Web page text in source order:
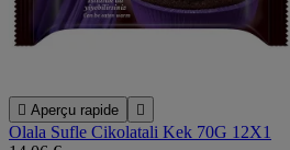
 Aperçu rapide 
Olala Sufle Cikolatali Kek 70G 12X1